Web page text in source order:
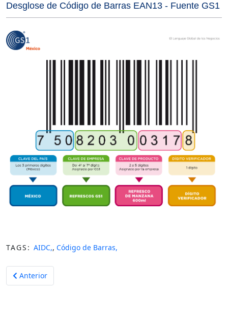
Desglose de Código de Barras EAN13 - Fuente GS1
TAGS: AIDC,, Código de Barras,
Artículo anterior: Tipos de Códigos de Barras
Anterior